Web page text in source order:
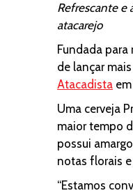
Refrescante e
atacarejo
Fundada para
de lançar
Atacadista
Uma cerveja
maior tempo
possui
notas florais
“Estamos